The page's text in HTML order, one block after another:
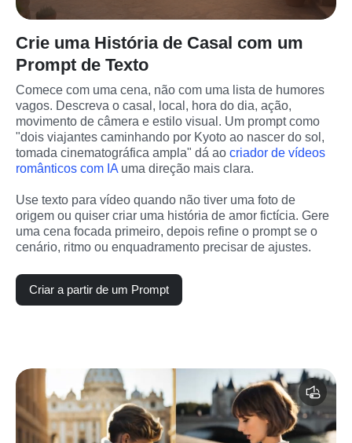
Crie uma História de Casal com um
Prompt de Texto
Comece com uma cena, não com uma lista de humores
vagos. Descreva o casal, local, hora do dia, ação,
movimento de câmera e estilo visual. Um prompt como
"dois viajantes caminhando por Kyoto ao nascer do sol,
tomada cinematográfica ampla" dá ao criador de vídeos
românticos com IA uma direção mais clara.
Use texto para vídeo quando não tiver uma foto de
origem ou quiser criar uma história de amor fictícia. Gere
uma cena focada primeiro, depois refine o prompt se o
cenário, ritmo ou enquadramento precisar de ajustes.
Criar a partir de um Prompt